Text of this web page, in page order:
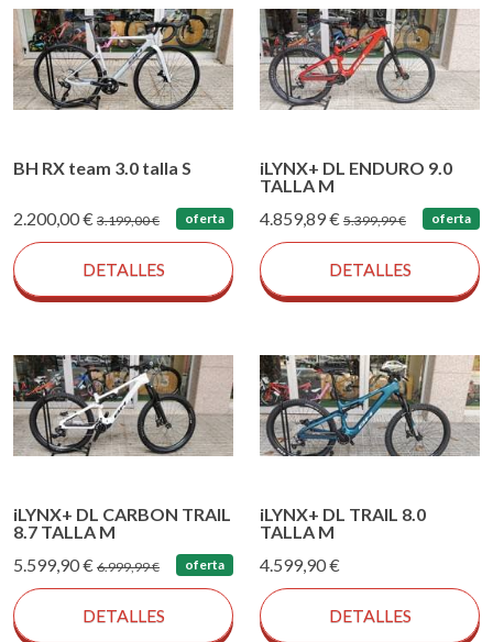
BH RX team 3.0 talla S
2.200,00 € 3.199,00 € oferta
DETALLES
iLYNX+ DL ENDURO 9.0
TALLA M
4.859,89 € 5.399,99 € oferta
DETALLES
iLYNX+ DL CARBON TRAIL
8.7 TALLA M
5.599,90 € 6.999,99 € oferta
DETALLES
iLYNX+ DL TRAIL 8.0
TALLA M
4.599,90 €
DETALLES